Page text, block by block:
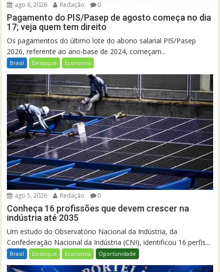
ago 6, 2026 Redação 0
Pagamento do PIS/Pasep de agosto começa no dia
17; veja quem tem direito
Os pagamentos do último lote do abono salarial PIS/Pasep
2026, referente ao ano-base de 2024, começam...
Brasil Destaque Economia
ago 5, 2026 Redação 0
Conheça 16 profissões que devem crescer na
indústria até 2035
Um estudo do Observatório Nacional da Indústria, da
Confederação Nacional da Indústria (CNI), identificou 16 perfis...
Brasil Destaque Economia Oportunidade